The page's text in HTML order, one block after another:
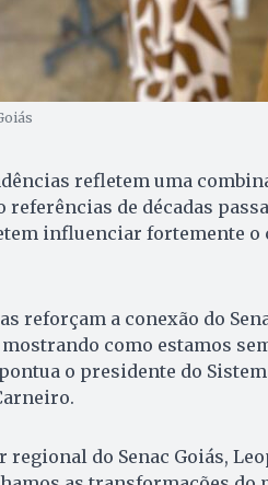
refletem uma
referências de décadas
influenciar fortemente o
reforçam a conexão do
como estamos
pontua o presidente do
regional do Senac Goiás,